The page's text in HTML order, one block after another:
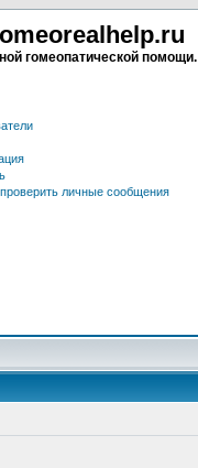
гомеопатической помощи.
личные сообщения